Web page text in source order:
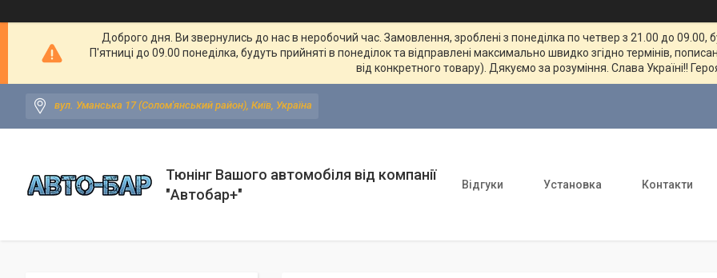
Доброго дня. Ви звернулись до нас в неробочий час. Замовлення, зроблені з понеділка по четвер з 21.00 до 09.00,
П'ятниці до 09.00 понеділка, будуть прийняті в понеділок та відправлені максимально швидко згідно термінів,
від конкретного товару). Дякуємо за розуміння. Слава Україні!!
вул. Уманська 17 (Солом'янський район), Київ, Україна
Тюнінг Вашого автомобіля від компанії
"Автобар+"
Відгуки Установка Контакти